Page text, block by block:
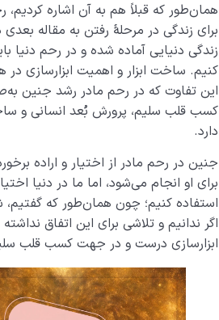
همان‌طور که قبلاً هم به آن اشاره
برای زندگی در مرحلۀ رفتن به مقاله
زندگی دنیایی آماده شده و در رحم دنیا
کنیم. ساخت ابزار و اهمیت ابزارسازی در
این تفاوت که در رحم مادر رشد جنین
کسب قلب سلیم، پرورش بُعد انسانی و
دارد.
جنین در رحم مادر از اختیار و اراده
برای او انجام می‌شود، اما ما در دنیا
استفاده کنیم؛ چون همان‌طور که
اگر ندانیم و تلاشی برای این اتفاق
ابزارسازی درست و در جهت کسب قلب